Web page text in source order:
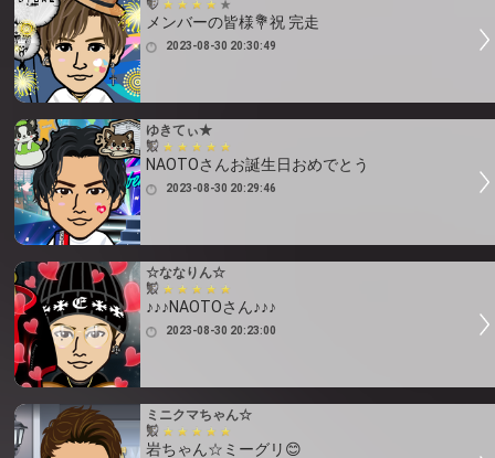
メンバーの皆様💐祝 完走
2023-08-30 20:30:49
ゆきてぃ★
NAOTOさんお誕生日おめでとう
2023-08-30 20:29:46
☆ななりん☆
♪♪♪NAOTOさん♪♪♪
2023-08-30 20:23:00
ミニクマちゃん☆
岩ちゃん☆ミーグリ😊